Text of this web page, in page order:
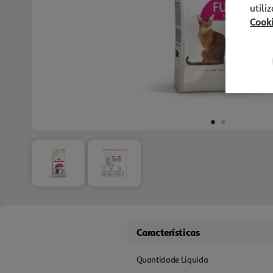
Características
Quantidade Liquida